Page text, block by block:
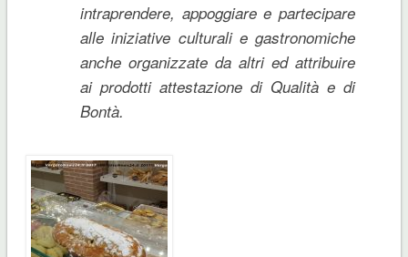
intraprendere, appoggiare e partecipare
alle iniziative culturali e gastronomiche
anche organizzate da altri ed attribuire
ai prodotti attestazione di Qualità e di
Bontà.